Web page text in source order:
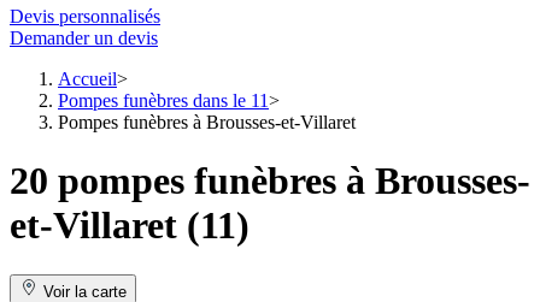
Devis personnalisés
Demander un devis
Accueil
Pompes funèbres dans le 11
Pompes funèbres à Brousses-et-Villaret
20 pompes funèbres à Brousses-
et-Villaret (11)
Voir la carte